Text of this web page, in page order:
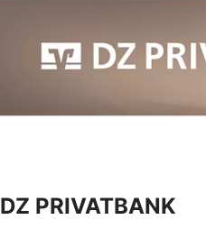
DZ PRIVATBANK